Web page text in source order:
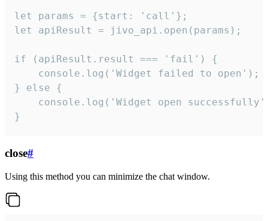
let params = {start: 'call'};
let apiResult = jivo_api.open(params);
if (apiResult.result === 'fail') {
    console.log('Widget failed to open');
} else {
console.log('Widget open
}
close#
Using this method you can minimize the chat window.